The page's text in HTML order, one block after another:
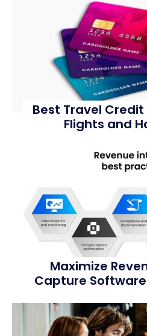
Best Travel
Flights and
Maximize
Capture